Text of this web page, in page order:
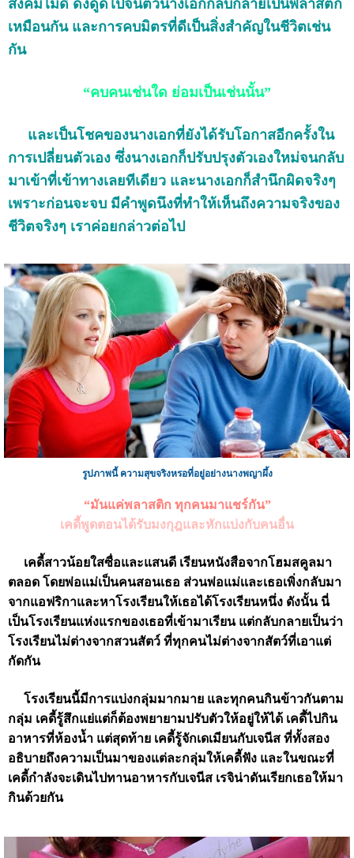
สังคมไม่ดี ดึงดูดไปจนตัวนางเอกกลับกลายเป็นพลาสติก
เหมือนกัน และการคบมิตรที่ดีเป็นสิ่งสำคัญในชีวิตเช่น
กัน
“คบคนเช่นใด ย่อมเป็นเช่นนั้น”
และเป็นโชคของนางเอกที่ยังได้รับโอกาสอีกครั้งใน
การเปลี่ยนตัวเอง ซึ่งนางเอกก็ปรับปรุงตัวเองใหม่จนกลับ
มาเข้าที่เข้าทางเลยทีเดียว และนางเอกก็สำนึกผิดจริงๆ
เพราะก่อนจะจบ มีคำพูดนึงที่ทำให้เห็นถึงความจริงของ
ชีวิตจริงๆ เราค่อยกล่าวต่อไป
รูปภาพนี้ ความสุขจริงหรอที่อยู่อย่างนางพญาผึ้ง
“มันแค่พลาสติก ทุกคนมาแชร์กัน”
เคดี้พูดตอนได้รับมงกุฎและหักแบ่งกับคนอื่น
เคดี้สาวน้อยใสซื่อและแสนดี เรียนหนังสือจากโฮมสคูลมา
ตลอด โดยพ่อแม่เป็นคนสอนเธอ ส่วนพ่อแม่เเละเธอเพิ่งกลับมา
จากแอฟริกาและหาโรงเรียนให้เธอได้โรงเรียนหนึ่ง ดังนั้น นี่
เป็นโรงเรียนแห่งแรกของเธอที่เข้ามาเรียน แต่กลับกลายเป็นว่า
โรงเรียนไม่ต่างจากสวนสัตว์ ที่ทุกคนไม่ต่างจากสัตว์ที่เอาแต่
กัดกัน
โรงเรียนนี้มีการแบ่งกลุ่มมากมาย และทุกคนกินข้าวกันตาม
กลุ่ม เคดี้รู้สึกแย่แต่ก็ต้องพยายามปรับตัวให้อยู่ให้ได้ เคดี้ไปกิน
อาหารที่ห้องน้ำ แต่สุดท้าย เคดี้รู้จักเดเมียนกับเจนีส ที่ทั้งสอง
อธิบายถึงความเป็นมาของแต่ละกลุ่มให้เคดี้ฟัง และในขณะที่
เคดี้กำลังจะเดินไปทานอาหารกับเจนีส เรจิน่าดันเรียกเธอให้มา
กินด้วยกัน